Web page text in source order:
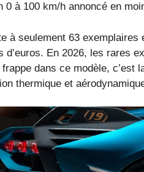
0 à 100 km/h annoncé en
à seulement 63 exemplaires
d’euros. En 2026, les rares
frappe dans ce modèle,
thermique et